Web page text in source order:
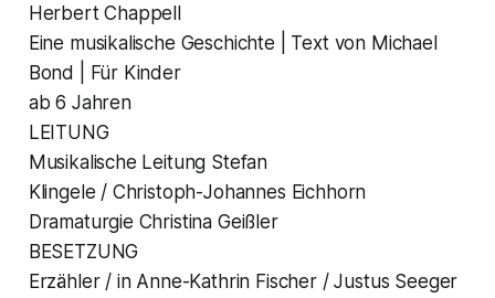
Herbert Chappell
Eine musikalische Geschichte | Text von Michael
Bond | Für Kinder
ab 6 Jahren
LEITUNG
Musikalische Leitung Stefan
Klingele / Christoph-Johannes Eichhorn
Dramaturgie Christina Geißler
BESETZUNG
Erzähler / in Anne-Kathrin Fischer / Justus Seeger